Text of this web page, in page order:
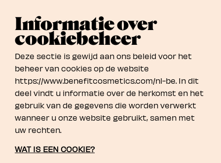
Informatie over
cookiebeheer
Deze sectie is gewijd aan ons beleid voor het
beheer van cookies op de website
https://www.benefitcosmetics.com/nl-be. In dit
deel vindt u informatie over de herkomst en het
gebruik van de gegevens die worden verwerkt
wanneer u onze website gebruikt, samen met
uw rechten.
WAT IS EEN COOKIE?